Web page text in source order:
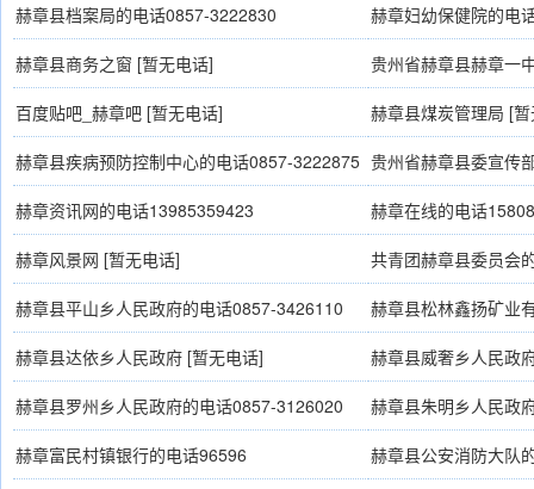
赫章县档案局的电话0857-3222830 赫章妇幼保健院的电
赫章县商务之窗 [暂无电话]
贵州省赫章县赫章一
13885712823
百度贴吧_赫章吧 [暂无电话] 赫章县煤炭管理局 [
赫章县疾病预防控制中心的电话0857-3222875 贵州省赫章县委宣传
赫章资讯网的电话13985359423 赫章在线的电话
赫章风景网 [暂无电话] 共青团赫章县委员会
赫章县平山乡人民政府的电话0857-3426110
赫章县松林鑫扬矿业
3385188、3385066
赫章县达依乡人民政府 [暂无电话] 赫章县威奢乡人民政
赫章县罗州乡人民政府的电话0857-3126020 赫章县朱明乡人民政
赫章富民村镇银行的电话96596 赫章县公安消防大队